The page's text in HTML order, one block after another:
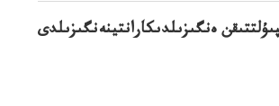
ەنگىزىلدىكارانتينەنگىزىلدى